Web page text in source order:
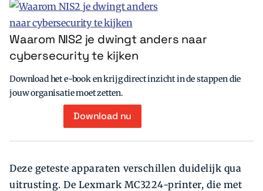
Waarom NIS2 je dwingt anders naar
cybersecurity te kijken
Download het e-book en krijg direct inzicht in de stappen die
jouw organisatie moet zetten.
Download nu
Deze geteste apparaten verschillen duidelijk qua
uitrusting. De Lexmark MC3224-printer, die met